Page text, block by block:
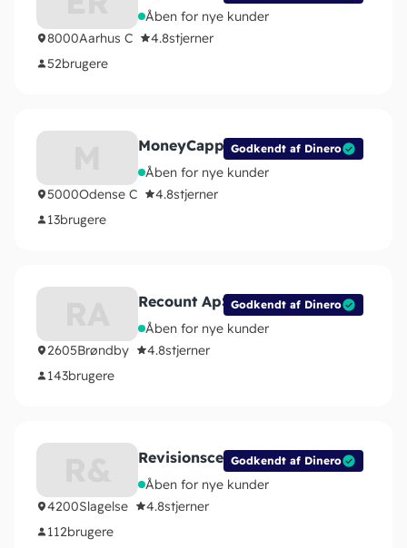
Åben for nye kunder
8000Aarhus C 4.8stjerner
52brugere
Godkendt af Dinero
MoneyCapp
Åben for nye kunder
5000Odense C 4.8stjerner
13brugere
Godkendt af Dinero
Recount ApS
Åben for nye kunder
2605Brøndby 4.8stjerner
143brugere
Godkendt af Dinero
Revisionscentret – Slagelse
Åben for nye kunder
4200Slagelse 4.8stjerner
112brugere